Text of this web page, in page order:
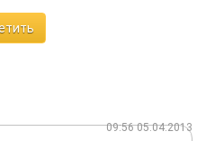
деньги, можно вот
вылетом на час и на час
он встал в поле и
- 10 градусов. Никто из
им помочь, пледы
добирались минут 40, но все
Полный отстой за 550
начислили в 4 раза
09:56 05.04.2013